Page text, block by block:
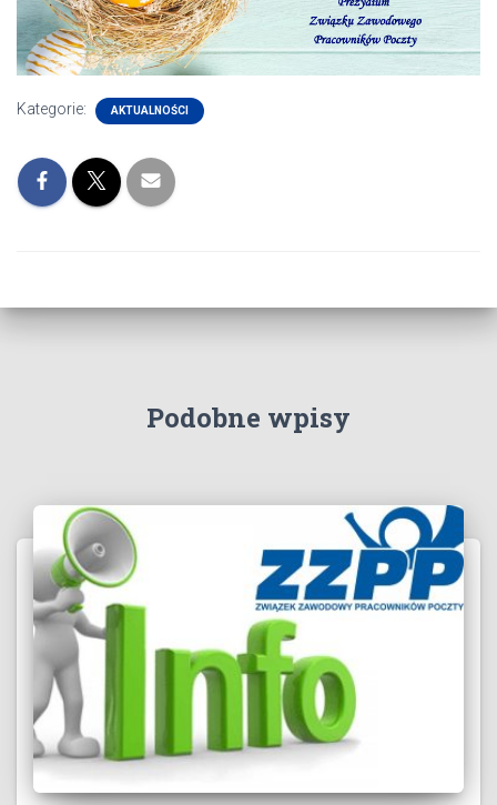
Kategorie: AKTUALNOŚCI
Podobne wpisy